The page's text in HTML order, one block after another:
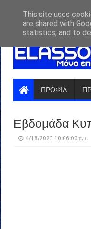
ΠΡΟΦΙΛ
Εβδομάδα
4/18/2023 10:06:00 π.μ.
This site uses
are shared with
statistics, and to